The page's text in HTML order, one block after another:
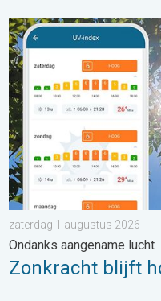
Zonkracht blijft hoog.
zaterdag 1 augustus 2026
Ondanks aangename lucht
Zonkracht blijft